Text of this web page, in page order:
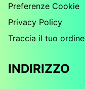
Preferenze Cookie
Privacy Policy
Traccia il tuo ordine
INDIRIZZO